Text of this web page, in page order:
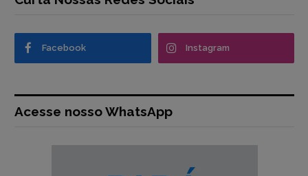
Facebook Instagram
Acesse nosso WhatsApp